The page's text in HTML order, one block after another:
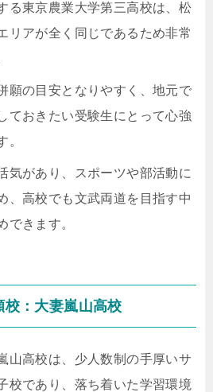
る東京農業大学第三高校は、松
リアが全く同じであるため非常
願の目安となりやすく、地元で
ておきたい受験生にとって心強
。
気があり、スポーツや部活動に
、高校でも文武両道を目指す中
できます。
：大妻嵐山高校
山高校は、少人数制の手厚いサ
校であり、落ち着いた学習環境